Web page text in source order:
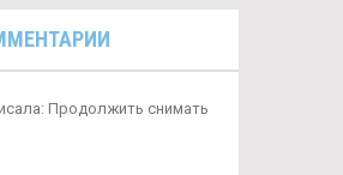
Продолжить снимать